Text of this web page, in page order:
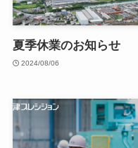
夏季休業のお知らせ
2024/08/06